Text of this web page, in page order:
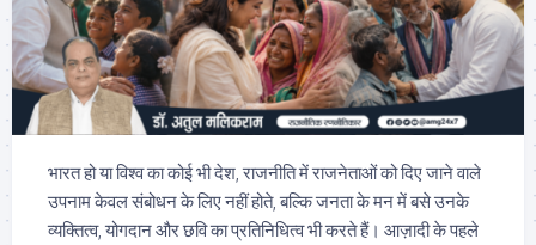
भारत हो या विश्व का कोई भी देश, राजनीति में राजनेताओं को दिए जाने वाले
उपनाम केवल संबोधन के लिए नहीं होते, बल्कि जनता के मन में बसे उनके
व्यक्तित्व, योगदान और छवि का प्रतिनिधित्व भी करते हैं। आज़ादी के पहले